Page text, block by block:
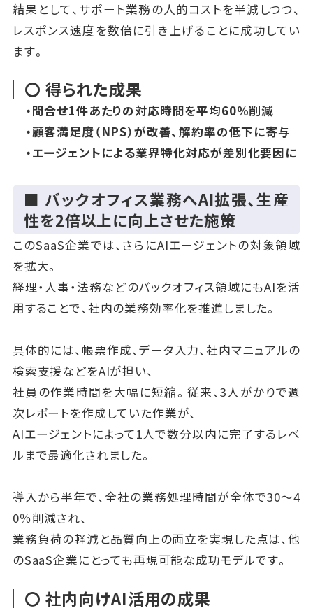
結果として、サポート業務の人的コストを半減しつつ、
レスポンス速度を数倍に引き上げることに成功してい
ます。
〇 得られた成果
・問合せ1件あたりの対応時間を平均60％削減
・顧客満足度（NPS）が改善、解約率の低下に寄与
・エージェントによる業界特化対応が差別化要因に
■ バックオフィス業務へAI拡張、生産
性を2倍以上に向上させた施策
このSaaS企業では、さらにAIエージェントの対象領域
を拡大。
経理・人事・法務などのバックオフィス領域にもAIを活
用することで、社内の業務効率化を推進しました。
具体的には、帳票作成、データ入力、社内マニュアルの
検索支援などをAIが担い、
社員の作業時間を大幅に短縮。従来、3人がかりで週
次レポートを作成していた作業が、
AIエージェントによって1人で数分以内に完了するレベ
ルまで最適化されました。
導入から半年で、全社の業務処理時間が全体で30〜4
0％削減され、
業務負荷の軽減と品質向上の両立を実現した点は、他
のSaaS企業にとっても再現可能な成功モデルです。
〇 社内向けAI活用の成果